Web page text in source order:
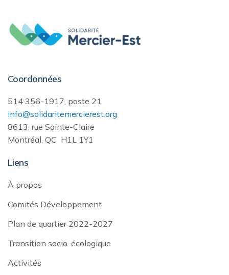
Coordonnées
514 356-1917, poste 21
info@solidaritemercierest.org
8613, rue Sainte-Claire
Montréal, QC H1L 1Y1
Liens
À propos
Comités Développement
Plan de quartier 2022-2027
Transition socio-écologique
Activités